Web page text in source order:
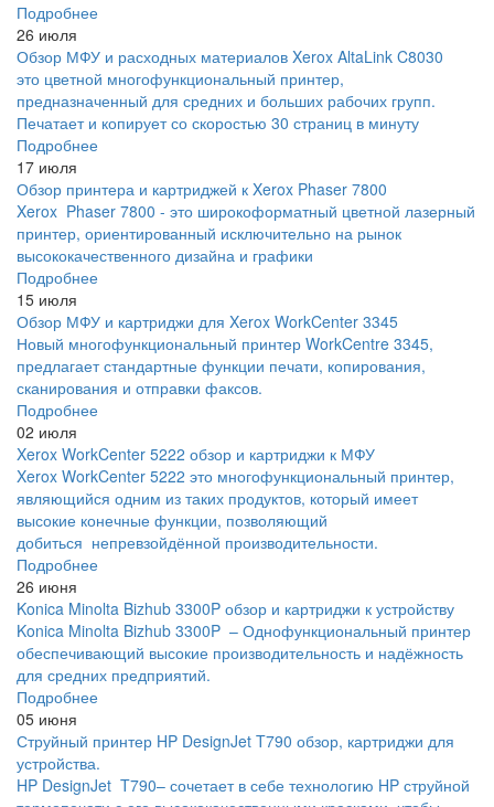
Подробнее
26 июля
Обзор МФУ и расходных материалов Xerox AltaLink C8030
это цветной многофункциональный принтер,
предназначенный для средних и больших рабочих групп.
Печатает и копирует со скоростью 30 страниц в минуту
Подробнее
17 июля
Обзор принтера и картриджей к Xerox Phaser 7800
Xerox Phaser 7800 - это широкоформатный цветной лазерный
принтер, ориентированный исключительно на рынок
высококачественного дизайна и графики
Подробнее
15 июля
Обзор МФУ и картриджи для Xerox WorkCenter 3345
Новый многофункциональный принтер WorkCentre 3345,
предлагает стандартные функции печати, копирования,
сканирования и отправки факсов.
Подробнее
02 июля
Xerox WorkCenter 5222 обзор и картриджи к МФУ
Xerox WorkCenter 5222 это многофункциональный принтер,
являющийся одним из таких продуктов, который имеет
высокие конечные функции, позволяющий
добиться непревзойдённой производительности.
Подробнее
26 июня
Konica Minolta Bizhub 3300P обзор и картриджи к устройству
Konica Minolta Bizhub 3300P – Однофункциональный принтер
обеспечивающий высокие производительность и надёжность
для средних предприятий.
Подробнее
05 июня
Струйный принтер HP DesignJet T790 обзор, картриджи для
устройства.
HP DesignJet T790– сочетает в себе технологию HP струйной